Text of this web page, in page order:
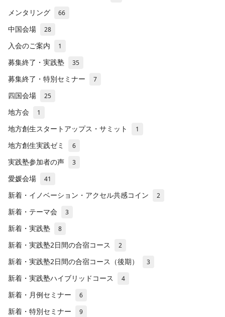
メンタリング 66
中国会場 28
入会のご案内 1
募集終了・実践塾 35
募集終了・特別セミナー 7
四国会場 25
地方会 1
地方創生スタートアップス・サミット 1
地方創生実践ゼミ 6
実践塾参加者の声 3
愛媛会場 41
新着・イノベーション・アクセル共感コイン 2
新着・テーマ会 3
新着・実践塾 8
新着・実践塾2日間の合宿コース 2
新着・実践塾2日間の合宿コース（後期） 3
新着・実践塾ハイブリッドコース 4
新着・月例セミナー 6
新着・特別セミナー 9